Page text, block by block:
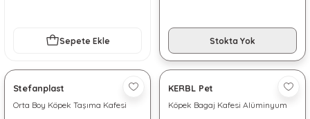
Sepete Ekle Stokta Yok
Stefanplast
Orta Boy Köpek Taşıma Kafesi
KERBL Pet
Köpek Bagaj Kafesi Alüminyum